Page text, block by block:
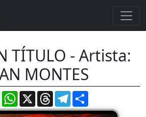
TÍTULO - Artista:
MONTES
FacebookWhatsApp
X ThreadsTelegram